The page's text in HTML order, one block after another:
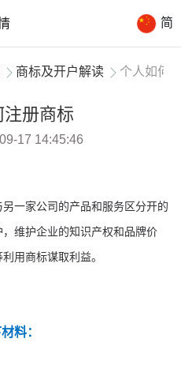
简
商标及开户解读 个人如何
册商标
17 14:45:46
一家公司的产品和服务区分开的
维护企业的知识产权和品牌价
用商标谋取利益。
料：